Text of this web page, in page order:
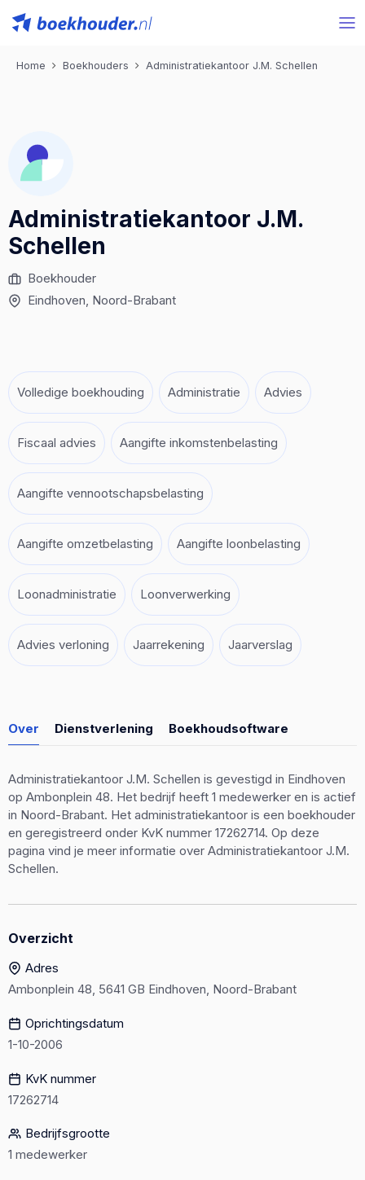
Home Boekhouders Administratiekantoor J.M. Schellen
Administratiekantoor J.M.
Schellen
Boekhouder
Eindhoven, Noord-Brabant
Volledige boekhouding Administratie Advies
Fiscaal advies Aangifte inkomstenbelasting
Aangifte vennootschapsbelasting
Aangifte omzetbelasting Aangifte loonbelasting
Loonadministratie Loonverwerking
Advies verloning Jaarrekening Jaarverslag
Over Dienstverlening Boekhoudsoftware
Administratiekantoor J.M. Schellen is gevestigd in Eindhoven
op Ambonplein 48. Het bedrijf heeft 1 medewerker en is actief
in Noord-Brabant. Het administratiekantoor is een boekhouder
en geregistreerd onder KvK nummer 17262714. Op deze
pagina vind je meer informatie over Administratiekantoor J.M.
Schellen.
Overzicht
Adres
Ambonplein 48, 5641 GB Eindhoven, Noord-Brabant
Oprichtingsdatum
1-10-2006
KvK nummer
17262714
Bedrijfsgrootte
1 medewerker